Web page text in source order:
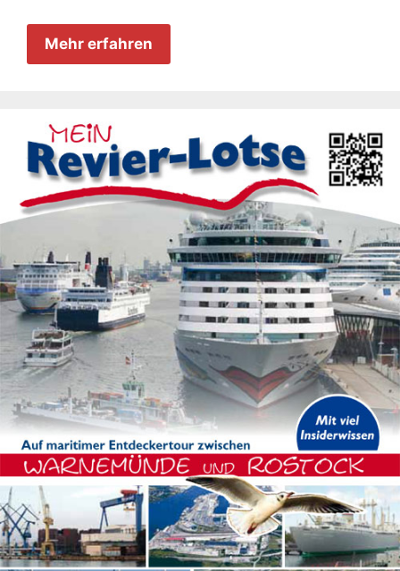
Mehr erfahren